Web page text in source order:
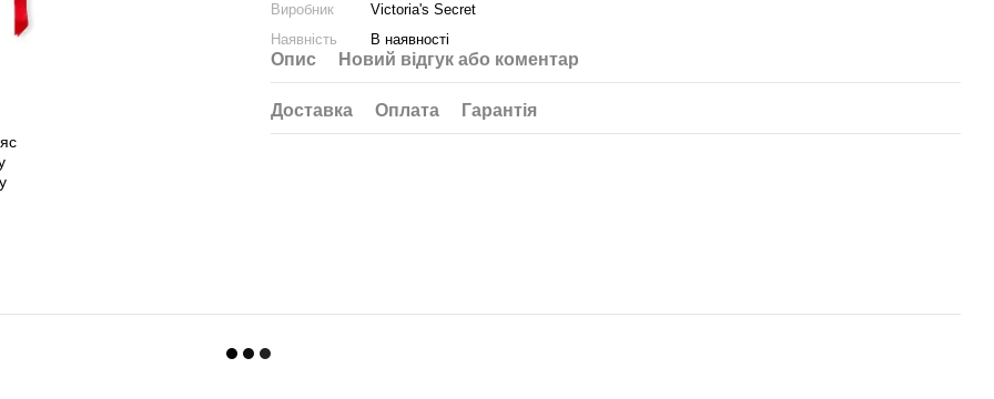
Виробник
Victoria's Secret
Наявність
В наявності
Опис Новий відгук або коментар
Доставка Оплата Гарантія